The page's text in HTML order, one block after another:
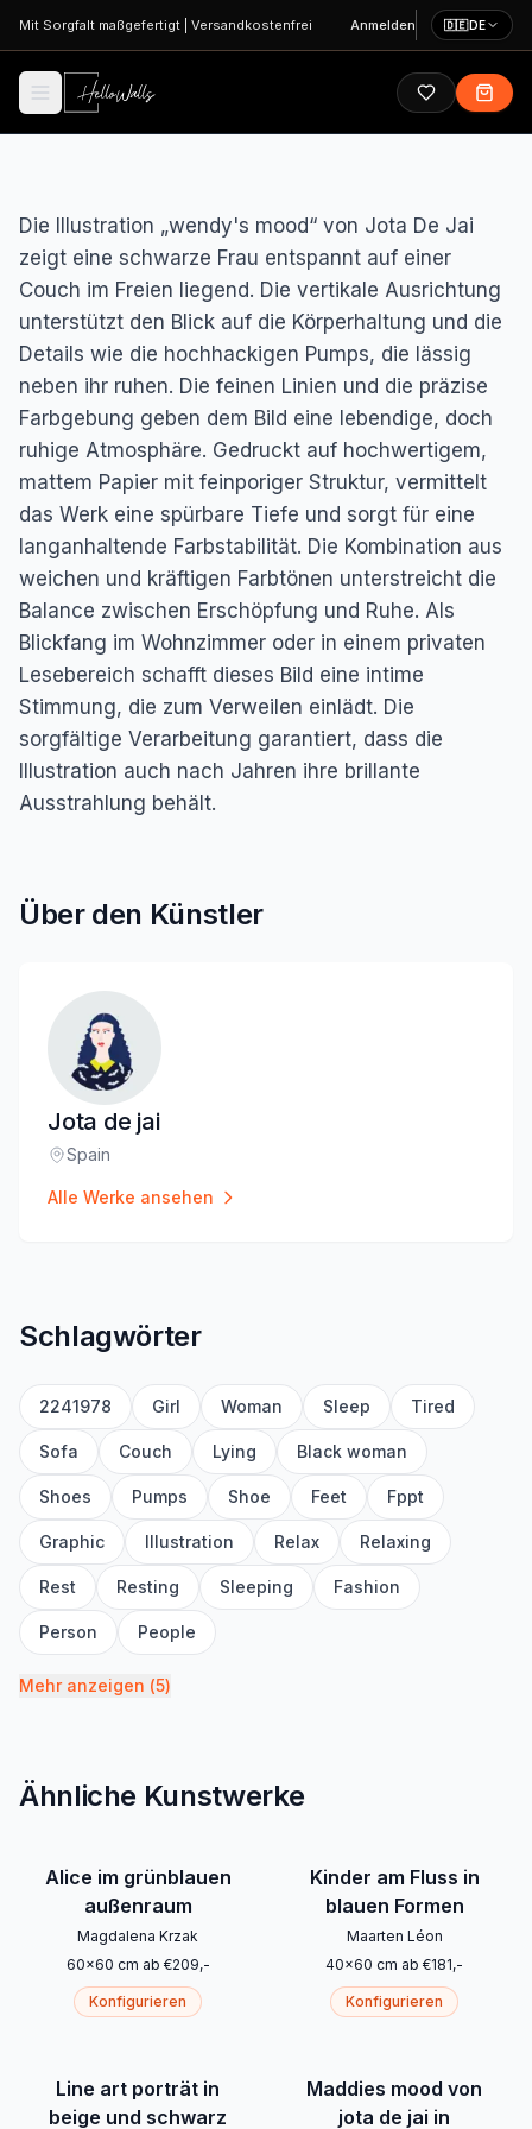
Zum Hauptinhalt springen
Mit Sorgfalt maßgefertigt Versandkostenfrei Anmelden 🇩🇪DE
Die Illustration „wendy's mood“ von Jota De Jai
zeigt eine schwarze Frau entspannt auf einer
Couch im Freien liegend. Die vertikale Ausrichtung
unterstützt den Blick auf die Körperhaltung und die
Details wie die hochhackigen Pumps, die lässig
neben ihr ruhen. Die feinen Linien und die präzise
Farbgebung geben dem Bild eine lebendige, doch
ruhige Atmosphäre. Gedruckt auf hochwertigem,
mattem Papier mit feinporiger Struktur, vermittelt
das Werk eine spürbare Tiefe und sorgt für eine
langanhaltende Farbstabilität. Die Kombination aus
weichen und kräftigen Farbtönen unterstreicht die
Balance zwischen Erschöpfung und Ruhe. Als
Blickfang im Wohnzimmer oder in einem privaten
Lesebereich schafft dieses Bild eine intime
Stimmung, die zum Verweilen einlädt. Die
sorgfältige Verarbeitung garantiert, dass die
Illustration auch nach Jahren ihre brillante
Ausstrahlung behält.
Über den Künstler
Jota de jai
Standort
Spain
Alle Werke ansehen
Schlagwörter
2241978 Girl Woman Sleep Tired
Sofa Couch Lying Black woman
Shoes Pumps Shoe Feet Fppt
Graphic Illustration Relax Relaxing
Rest Resting Sleeping Fashion
Person People
Mehr anzeigen (5)
Ähnliche Kunstwerke
Alice im grünblauen
außenraum
Magdalena Krzak
60x60 cm ab €209,-
Konfigurieren
Kinder am Fluss in
blauen Formen
Maarten Léon
40x60 cm ab €181,-
Konfigurieren
Line art porträt in
beige und schwarz
Maddies mood von
jota de jai in